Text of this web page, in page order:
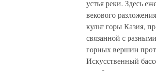
устья реки. Здесь
векового
культ горы Казия,
связанной с
горных вершин
Искусственный